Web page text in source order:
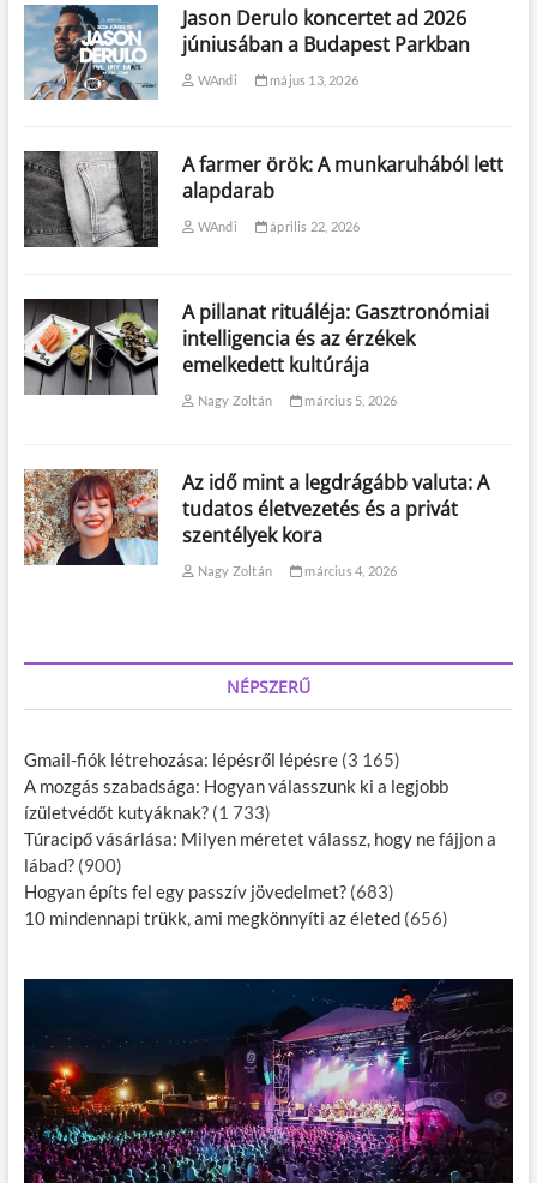
Jason Derulo koncertet ad 2026
júniusában a Budapest Parkban
WAndi május 13, 2026
A farmer örök: A munkaruhából lett
alapdarab
WAndi április 22, 2026
A pillanat rituáléja: Gasztronómiai
intelligencia és az érzékek
emelkedett kultúrája
Nagy Zoltán március 5, 2026
Az idő mint a legdrágább valuta: A
tudatos életvezetés és a privát
szentélyek kora
Nagy Zoltán március 4, 2026
NÉPSZERŰ
Gmail-fiók létrehozása: lépésről lépésre (3 165)
A mozgás szabadsága: Hogyan válasszunk ki a legjobb
ízületvédőt kutyáknak? (1 733)
Túracipő vásárlása: Milyen méretet válassz, hogy ne fájjon a
lábad? (900)
Hogyan építs fel egy passzív jövedelmet? (683)
10 mindennapi trükk, ami megkönnyíti az életed (656)